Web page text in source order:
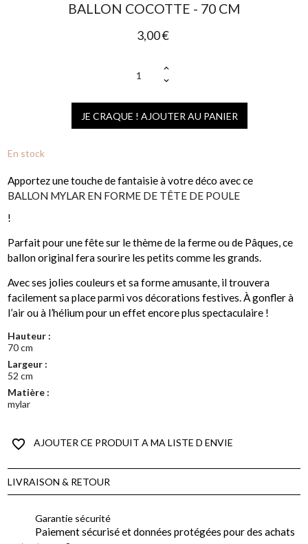
BALLON COCOTTE - 70 CM
3,00 €
JE CRAQUE ! AJOUTER AU PANIER
En stock
Apportez une touche de fantaisie à votre déco avec ce
BALLON MYLAR EN FORME DE TÊTE DE POULE
!
Parfait pour une fête sur le thème de la ferme ou de Pâques, ce
ballon original fera sourire les petits comme les grands.
Avec ses jolies couleurs et sa forme amusante, il trouvera
facilement sa place parmi vos décorations festives. À gonfler à
l’air ou à l’hélium pour un effet encore plus spectaculaire !
Hauteur :
70 cm
Largeur :
52 cm
Matière :
mylar
favorite_border AJOUTER CE PRODUIT A MA LISTE D ENVIE
LIVRAISON & RETOUR
Garantie sécurité
Paiement sécurisé et données protégées pour des achats